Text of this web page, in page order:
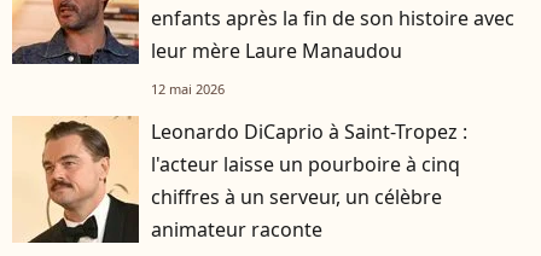
enfants après la fin de son histoire avec
leur mère Laure Manaudou
12 mai 2026
Leonardo DiCaprio à Saint-Tropez :
l'acteur laisse un pourboire à cinq
chiffres à un serveur, un célèbre
animateur raconte